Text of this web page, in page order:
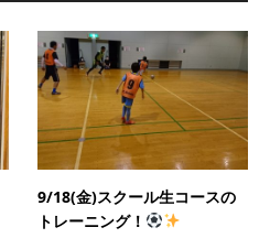
9/18(金)スクール生コースの
トレーニング！